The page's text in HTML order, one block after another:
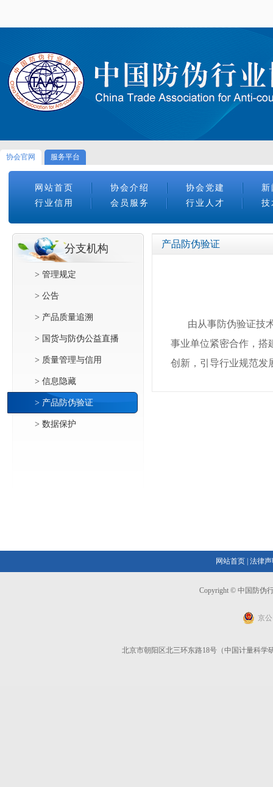
协会官网 服务平台
网站首页 协会介绍 协会党建
行业信用
会员服务 行业人才 技
分支机构
> 管理规定
> 公告
> 产品质量追溯
> 国货与防伪公益直播
> 质量管理与信用
> 信息隐藏
> 产品防伪验证
> 数据保护
产品防伪验证
由从事防伪验证技
事业单位紧密合作，搭
创新，引导行业规范发
网站首页 法律
Copyright © 中国防伪
京公
北京市朝阳区北三环东路18号（中国计量科